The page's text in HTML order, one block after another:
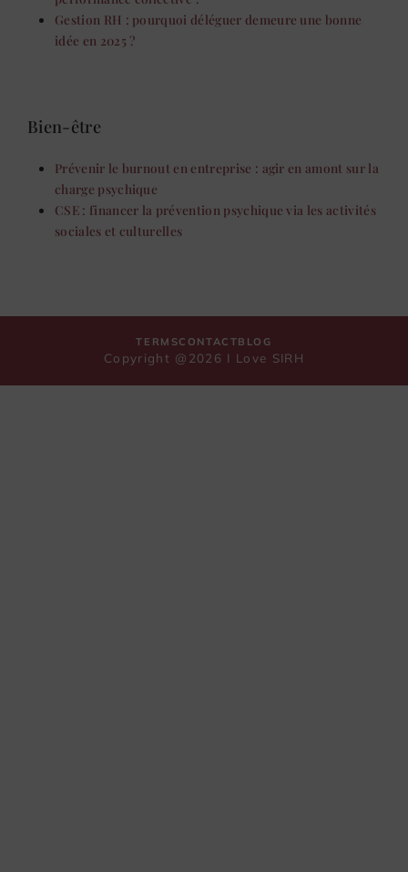
Gestion RH : pourquoi déléguer demeure une bonne
idée en 2025 ?
Bien-être
Prévenir le burnout en entreprise : agir en amont sur la
charge psychique
CSE : financer la prévention psychique via les activités
sociales et culturelles
TERMSCONTACTBLOG
Copyright @2026 I Love SIRH